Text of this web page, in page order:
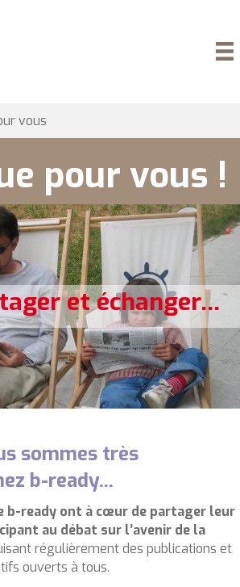
vous
pour vous !
et échanger...
sommes très
b-ready...
b-ready ont à cœur de partager leur
au débat sur l’avenir de la
régulièrement des publications et
ouverts à tous.